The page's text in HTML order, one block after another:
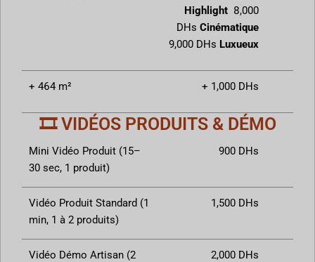
Highlight 8,000
DHsCinématique
9,000 DHs Luxueux
+ 464 m² + 1,000 DHs
🎞️ VIDÉOS PRODUITS & DÉMO
Mini Vidéo Produit (15–
30 sec, 1 produit)
900 DHs
Vidéo Produit Standard (1
min, 1 à 2 produits)
1,500 DHs
Vidéo Démo Artisan (2
2,000 DHs